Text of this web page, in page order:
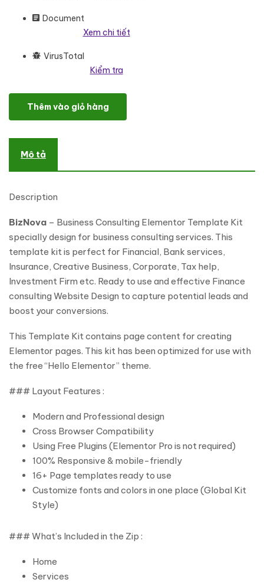
Document
Xem chi tiết
VirusTotal
Kiểm tra
BizNova– Business Consulting Elementor Template Kit số lượng
Thêm vào giỏ hàng
Mô tả
Description
BizNova – Business Consulting Elementor Template Kit
specially design for business consulting services. This
template kit is perfect for Financial, Bank services,
Insurance, Creative Business, Corporate, Tax help,
Investment Firm etc. Ready to use and effective Finance
consulting Website Design to capture potential leads and
boost your conversions.
This Template Kit contains page content for creating
Elementor pages. This kit has been optimized for use with
the free “Hello Elementor” theme.
### Layout Features :
Modern and Professional design
Cross Browser Compatibility
Using Free Plugins (Elementor Pro is not required)
100% Responsive & mobile-friendly
16+ Page templates ready to use
Customize fonts and colors in one place (Global Kit
Style)
### What’s Included in the Zip :
Home
Services